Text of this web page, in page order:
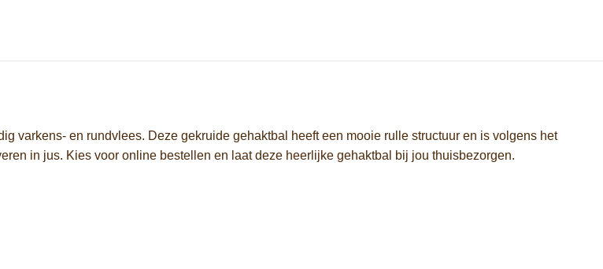
varkens- en rundvlees. Deze gekruide gehaktbal heeft een mooie rulle structuur en is volgens het
in jus. Kies voor online bestellen en laat deze heerlijke gehaktbal bij jou thuisbezorgen.